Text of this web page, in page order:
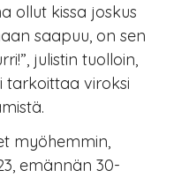
ollut kissa joskus
saapuu, on sen
julistin tuolloin,
tarkoittaa viroksi
myöhemmin,
emännän 30-